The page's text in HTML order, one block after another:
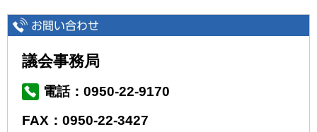
議会事務局
電話：0950-22-9170
FAX：0950-22-3427